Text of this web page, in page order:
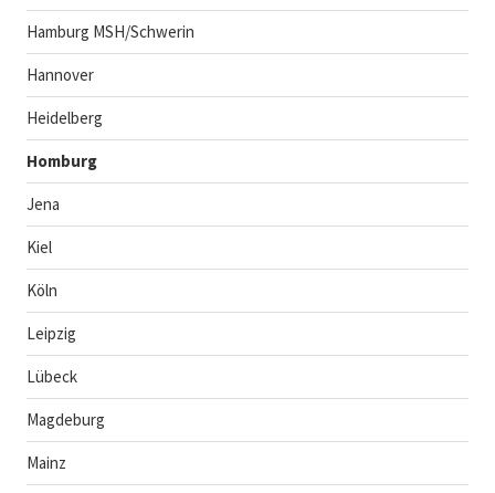
Hamburg MSH/Schwerin
Hannover
Heidelberg
Homburg
Jena
Kiel
Köln
Leipzig
Lübeck
Magdeburg
Mainz